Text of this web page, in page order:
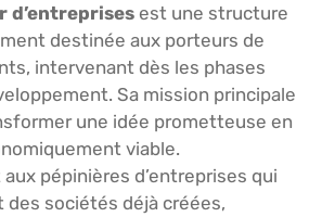
d’entreprises est une structure
destinée aux porteurs de
intervenant dès les phases
Sa mission principale
une idée prometteuse en
viable.
pépinières d’entreprises qui
des sociétés déjà créées,